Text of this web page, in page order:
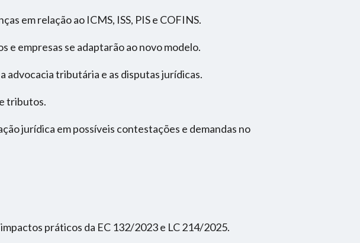
em relação ao ICMS, ISS, PIS e COFINS.
e empresas se adaptarão ao novo modelo.
advocacia tributária e as disputas jurídicas.
tributos.
jurídica em possíveis contestações e demandas no
práticos da EC 132/2023 e LC 214/2025.